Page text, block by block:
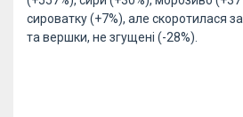
сироватку (+7%), але скоротилася
та вершки, не згущені (-28%).